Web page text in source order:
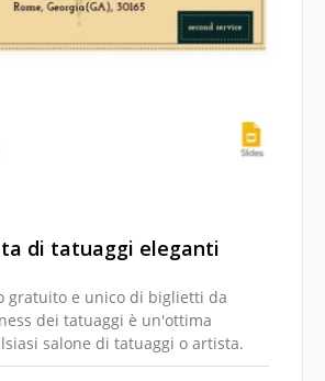
di tatuaggi eleganti
gratuito e unico di biglietti da
dei tatuaggi è un'ottima
salone di tatuaggi o artista.